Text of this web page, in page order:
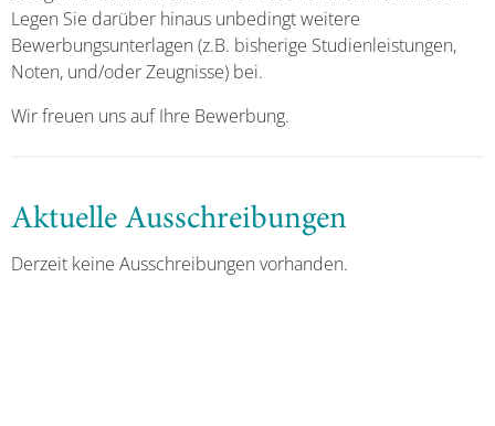
Legen Sie darüber hinaus unbedingt weitere
Bewerbungsunterlagen (z.B. bisherige Studienleistungen,
Noten, und/oder Zeugnisse) bei.
Wir freuen uns auf Ihre Bewerbung.
Aktuelle Ausschreibungen
Derzeit keine Ausschreibungen vorhanden.